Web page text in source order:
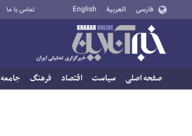
فارسی العربية English تماس با ما
صفحه اصلی سیاست اقتصاد فرهنگ جامعه